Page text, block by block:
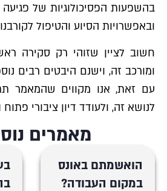
בהשפעות הפסיכולוגיות של פגיעה
ובאפשרויות הסיוע והטיפול
חשוב לציין שזוהי רק סקירה
ומורכב זה, וישנם היבטים רבים
עם זאת, אנו מקווים שהמאמר
לנושא זה, ולעודד דיון ציבורי
מאמרים
הואשמתם באונס
במקום העבודה?